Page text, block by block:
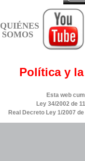
QUIÉNES
SOMOS
Política y
Esta web
Ley 34/2002 de
Real Decreto Ley 1/2007